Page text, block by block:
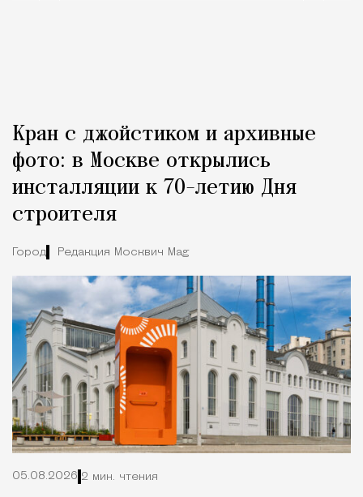
Кран с джойстиком и архивные
фото: в Москве открылись
инсталляции к 70-летию Дня
строителя
Город Редакция Москвич Mag
05.08.2026 2 мин. чтения